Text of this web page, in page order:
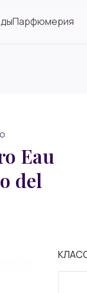
Парфюмерия
Eau
del